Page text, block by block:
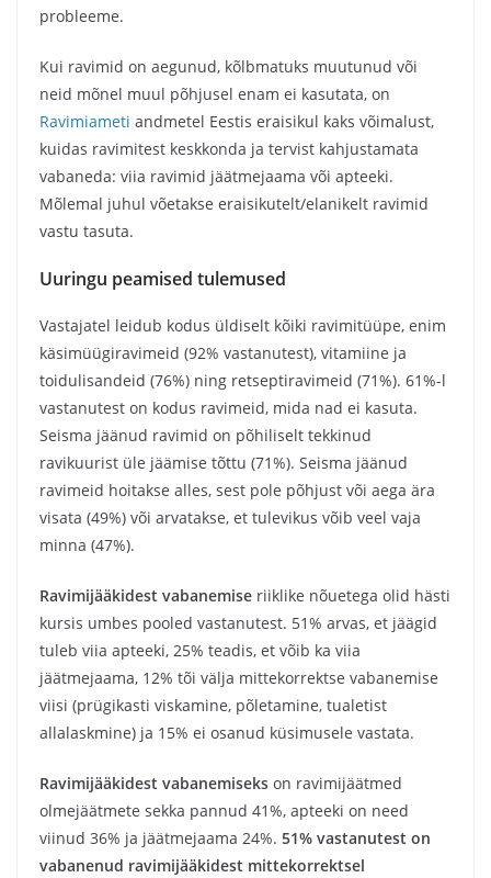
probleeme.
Kui ravimid on aegunud, kõlbmatuks muutunud või
neid mõnel muul põhjusel enam ei kasutata, on
Ravimiameti andmetel Eestis eraisikul kaks võimalust,
kuidas ravimitest keskkonda ja tervist kahjustamata
vabaneda: viia ravimid jäätmejaama või apteeki.
Mõlemal juhul võetakse eraisikutelt/elanikelt ravimid
vastu tasuta.
Uuringu peamised tulemused
Vastajatel leidub kodus üldiselt kõiki ravimitüüpe, enim
käsimüügiravimeid (92% vastanutest), vitamiine ja
toidulisandeid (76%) ning retseptiravimeid (71%). 61%-l
vastanutest on kodus ravimeid, mida nad ei kasuta.
Seisma jäänud ravimid on põhiliselt tekkinud
ravikuurist üle jäämise tõttu (71%). Seisma jäänud
ravimeid hoitakse alles, sest pole põhjust või aega ära
visata (49%) või arvatakse, et tulevikus võib veel vaja
minna (47%).
Ravimijääkidest vabanemise riiklike nõuetega olid hästi
kursis umbes pooled vastanutest. 51% arvas, et jäägid
tuleb viia apteeki, 25% teadis, et võib ka viia
jäätmejaama, 12% tõi välja mittekorrektse vabanemise
viisi (prügikasti viskamine, põletamine, tualetist
allalaskmine) ja 15% ei osanud küsimusele vastata.
Ravimijääkidest vabanemiseks on ravimijäätmed
olmejäätmete sekka pannud 41%, apteeki on need
viinud 36% ja jäätmejaama 24%. 51% vastanutest on
vabanenud ravimijääkidest mittekorrektsel